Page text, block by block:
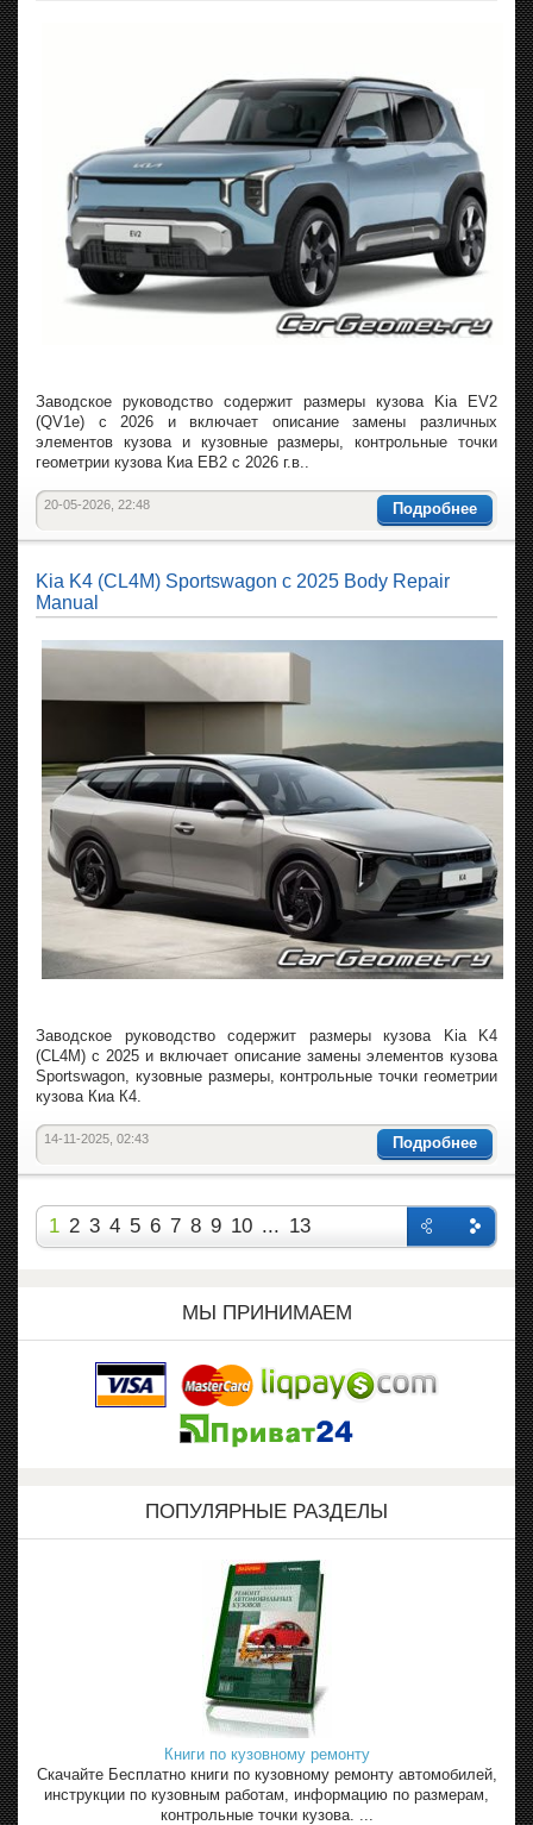
Заводское руководство содержит размеры кузова Kia EV2
(QV1e) с 2026 и включает описание замены различных
элементов кузова и кузовные размеры, контрольные точки
геометрии кузова Киа ЕВ2 с 2026 г.в..
Подробнее
20-05-2026, 22:48
Kia K4 (CL4M) Sportswagon с 2025 Body Repair
Manual
Заводское руководство содержит размеры кузова Kia K4
(CL4M) с 2025 и включает описание замены элементов кузова
Sportswagon, кузовные размеры, контрольные точки геометрии
кузова Киа К4.
Подробнее
14-11-2025, 02:43
1 2 3 4 5 6 7 8 9 10 ... 13
МЫ ПРИНИМАЕМ
ПОПУЛЯРНЫЕ РАЗДЕЛЫ
Книги по кузовному ремонту
Скачайте Бесплатно книги по кузовному ремонту автомобилей,
инструкции по кузовным работам, информацию по размерам,
контрольные точки кузова. ...